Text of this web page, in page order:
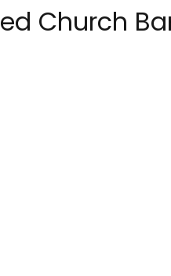
Church